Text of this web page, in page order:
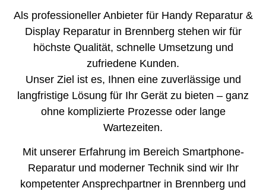
Als professioneller Anbieter für Handy Reparatur &
Display Reparatur in Brennberg stehen wir für
höchste Qualität, schnelle Umsetzung und
zufriedene Kunden.
Unser Ziel ist es, Ihnen eine zuverlässige und
langfristige Lösung für Ihr Gerät zu bieten – ganz
ohne komplizierte Prozesse oder lange
Wartezeiten.
Mit unserer Erfahrung im Bereich Smartphone-
Reparatur und moderner Technik sind wir Ihr
kompetenter Ansprechpartner in Brennberg und